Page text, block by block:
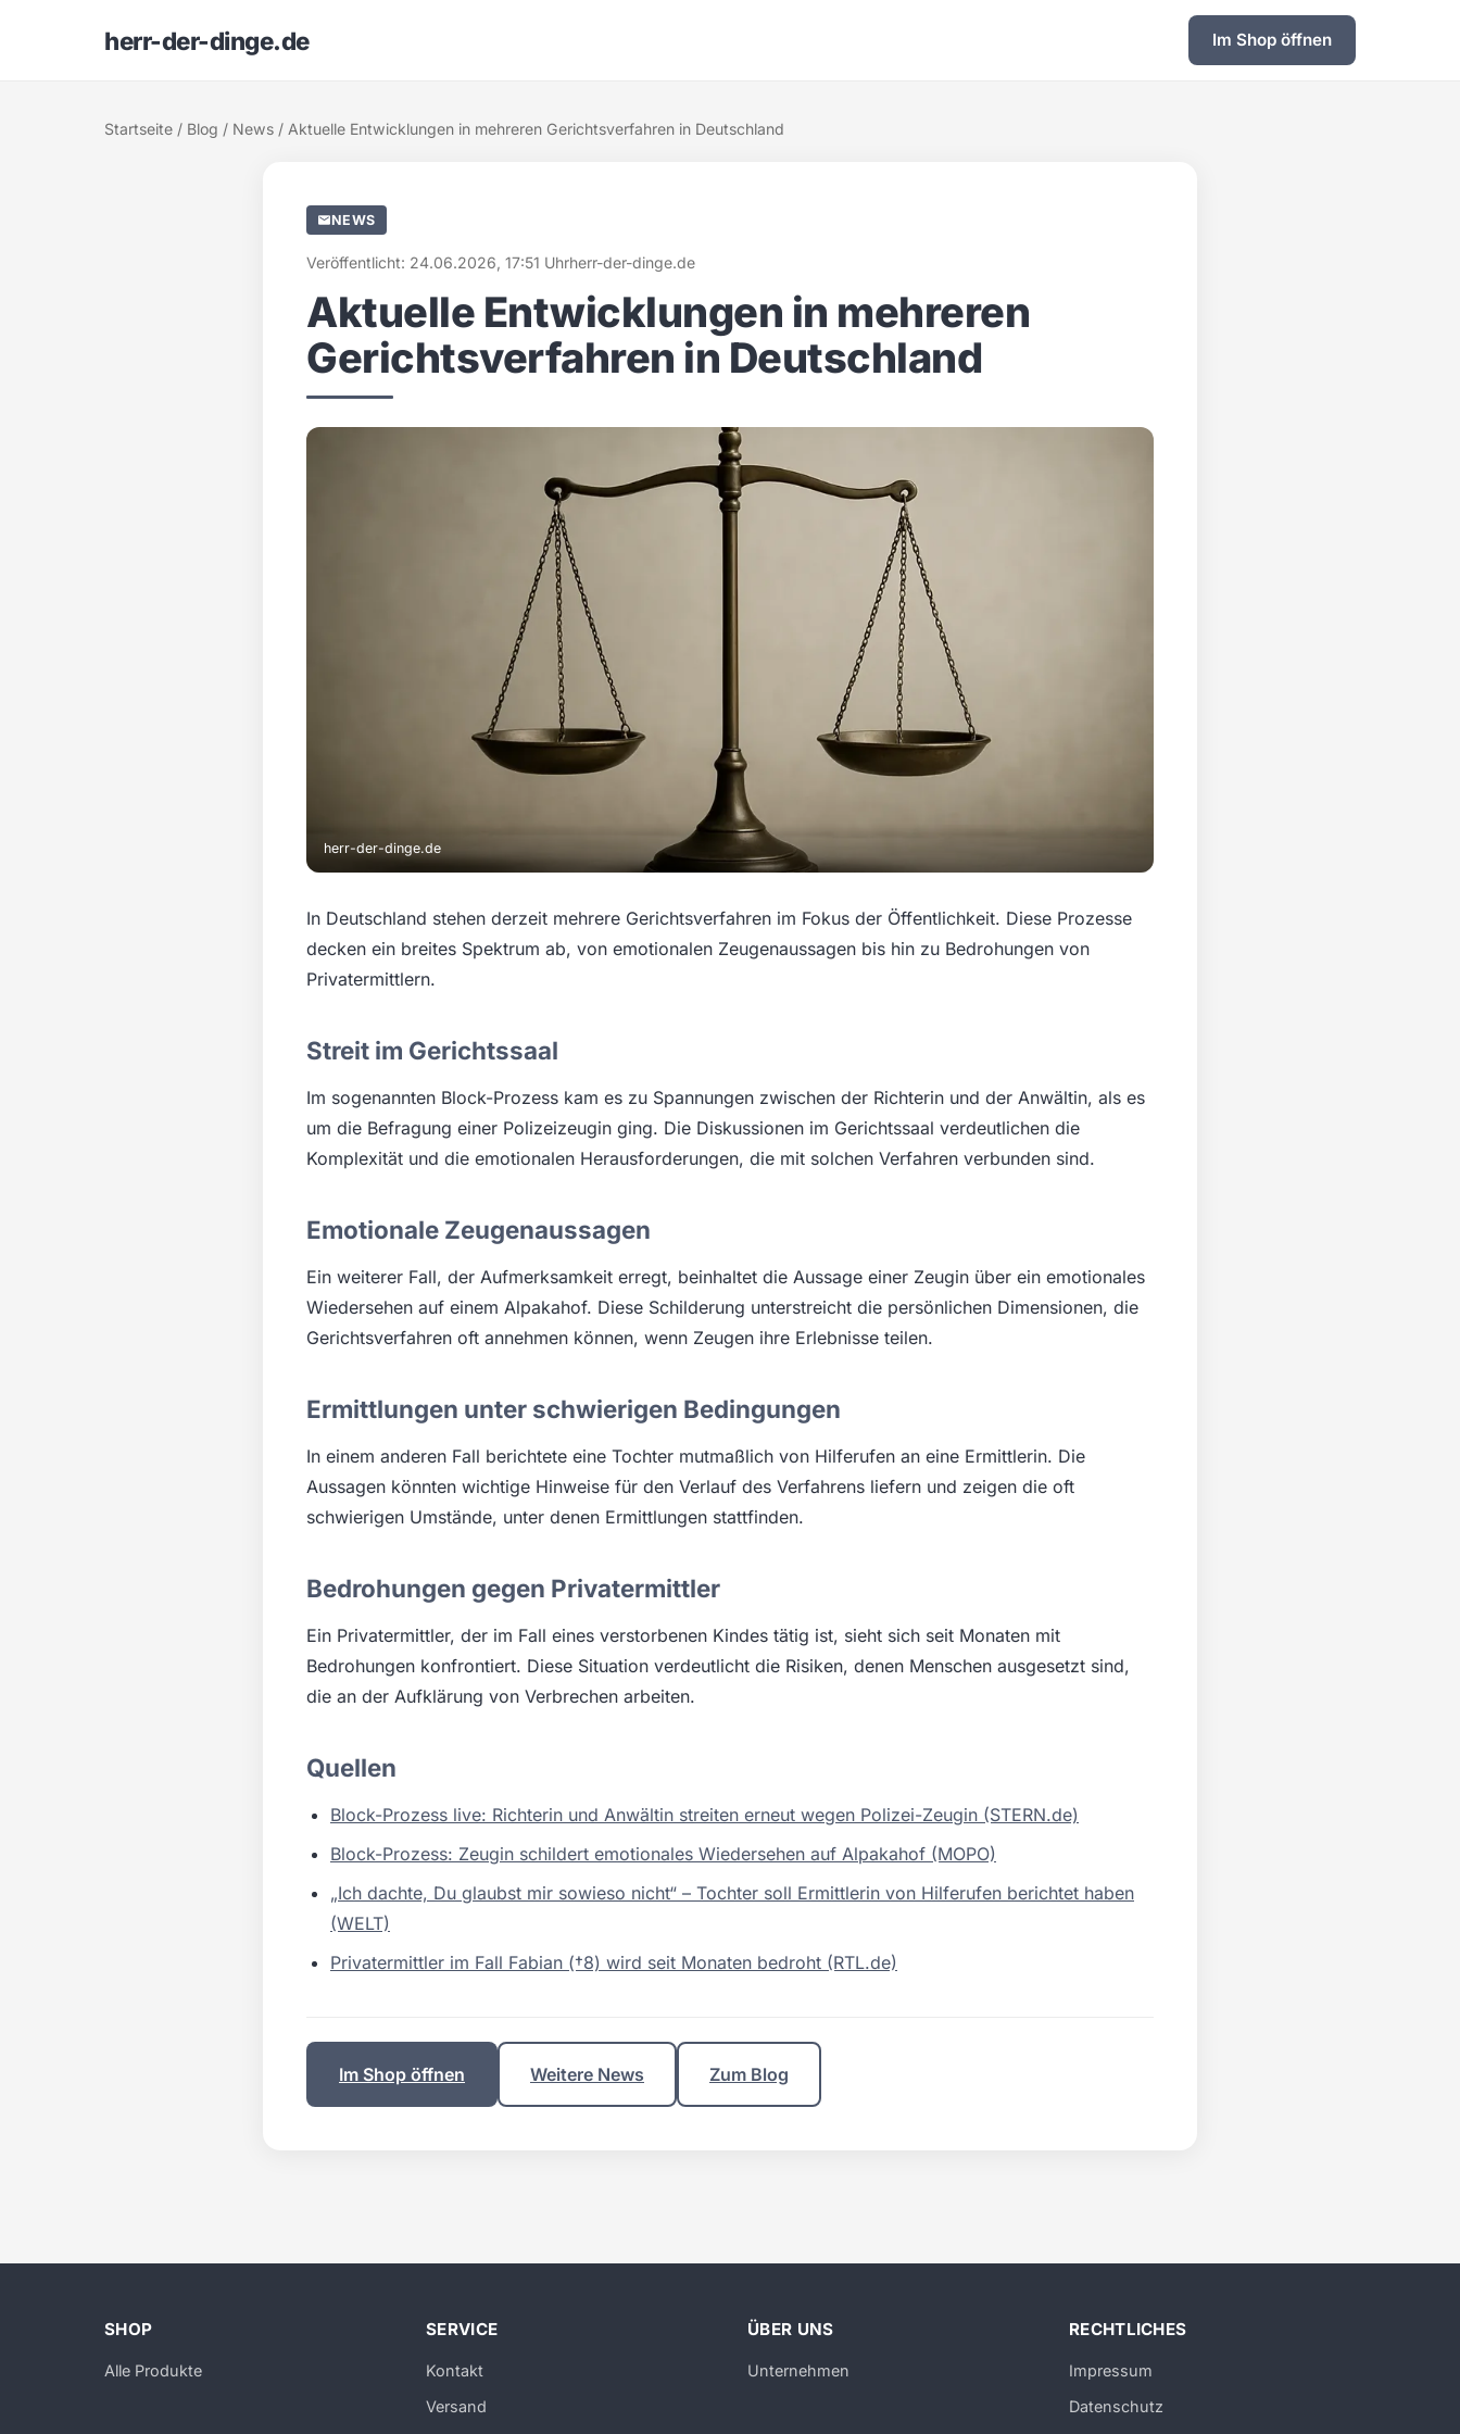
herr-der-dinge.de Im Shop öffnen
Startseite / Blog / News / Aktuelle Entwicklungen in mehreren Gerichtsverfahren in Deutschland
NEWS
Veröffentlicht: 24.06.2026, 17:51 Uhrherr-der-dinge.de
Aktuelle Entwicklungen in mehreren
Gerichtsverfahren in Deutschland
herr-der-dinge.de
In Deutschland stehen derzeit mehrere Gerichtsverfahren im Fokus der Öffentlichkeit. Diese Prozesse
decken ein breites Spektrum ab, von emotionalen Zeugenaussagen bis hin zu Bedrohungen von
Privatermittlern.
Streit im Gerichtssaal
Im sogenannten Block-Prozess kam es zu Spannungen zwischen der Richterin und der Anwältin, als es
um die Befragung einer Polizeizeugin ging. Die Diskussionen im Gerichtssaal verdeutlichen die
Komplexität und die emotionalen Herausforderungen, die mit solchen Verfahren verbunden sind.
Emotionale Zeugenaussagen
Ein weiterer Fall, der Aufmerksamkeit erregt, beinhaltet die Aussage einer Zeugin über ein emotionales
Wiedersehen auf einem Alpakahof. Diese Schilderung unterstreicht die persönlichen Dimensionen, die
Gerichtsverfahren oft annehmen können, wenn Zeugen ihre Erlebnisse teilen.
Ermittlungen unter schwierigen Bedingungen
In einem anderen Fall berichtete eine Tochter mutmaßlich von Hilferufen an eine Ermittlerin. Die
Aussagen könnten wichtige Hinweise für den Verlauf des Verfahrens liefern und zeigen die oft
schwierigen Umstände, unter denen Ermittlungen stattfinden.
Bedrohungen gegen Privatermittler
Ein Privatermittler, der im Fall eines verstorbenen Kindes tätig ist, sieht sich seit Monaten mit
Bedrohungen konfrontiert. Diese Situation verdeutlicht die Risiken, denen Menschen ausgesetzt sind,
die an der Aufklärung von Verbrechen arbeiten.
Quellen
Block-Prozess live: Richterin und Anwältin streiten erneut wegen Polizei-Zeugin (STERN.de)
Block-Prozess: Zeugin schildert emotionales Wiedersehen auf Alpakahof (MOPO)
„Ich dachte, Du glaubst mir sowieso nicht“ – Tochter soll Ermittlerin von Hilferufen berichtet haben
(WELT)
Privatermittler im Fall Fabian (†8) wird seit Monaten bedroht (RTL.de)
Im Shop öffnen Weitere News Zum Blog
SHOP
Alle Produkte
SERVICE
Kontakt
Versand
ÜBER UNS
Unternehmen
RECHTLICHES
Impressum
Datenschutz